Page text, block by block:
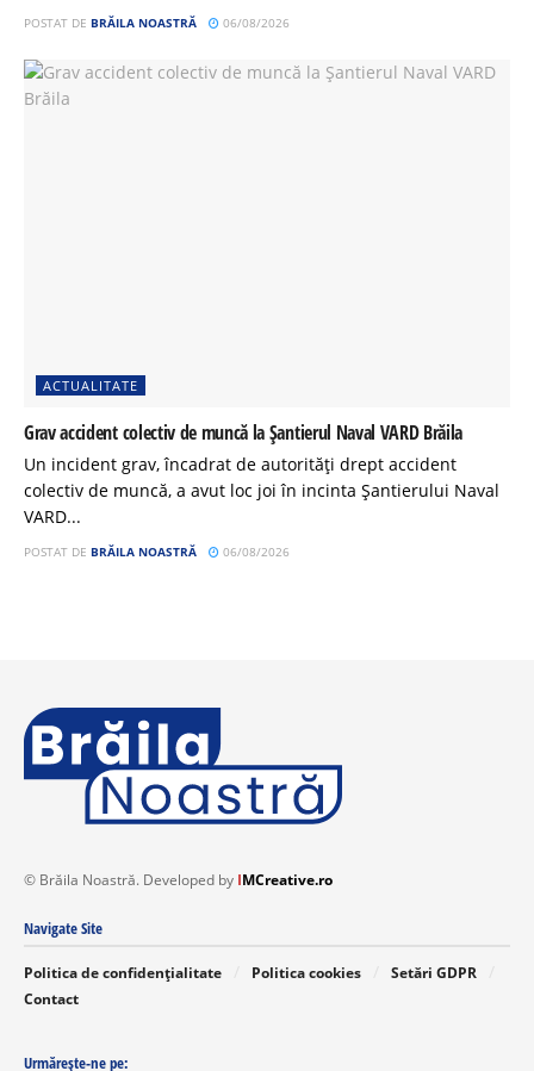
POSTAT DE BRĂILA NOASTRĂ 06/08/2026
ACTUALITATE
Grav accident colectiv de muncă la Șantierul Naval VARD Brăila
Un incident grav, încadrat de autorități drept accident
colectiv de muncă, a avut loc joi în incinta Șantierului Naval
VARD...
POSTAT DE BRĂILA NOASTRĂ 06/08/2026
© Brăila Noastră. Developed by IMCreative.ro
Navigate Site
Politica de confidențialitate Politica cookies
Setări GDPR
Contact
Urmărește-ne pe: